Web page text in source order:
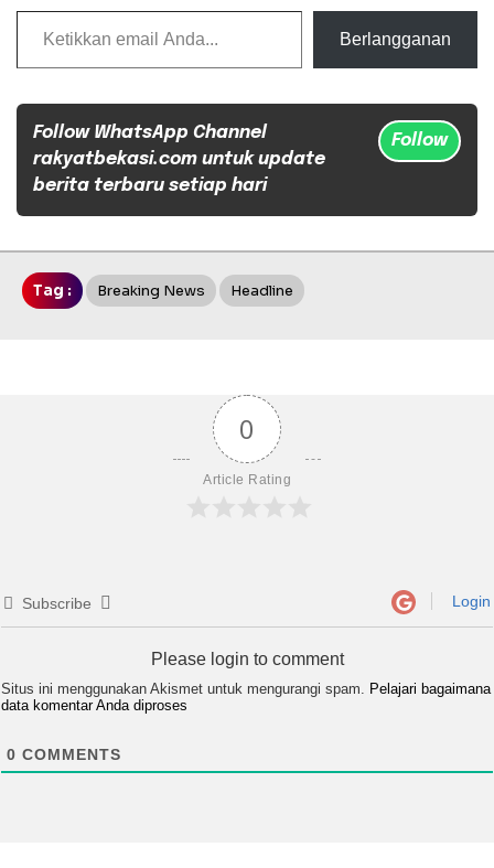
Ketikkan email Anda...
Berlangganan
Follow WhatsApp Channel
rakyatbekasi.com untuk update
berita terbaru setiap hari
Follow
Tag : Breaking News Headline
0
Article Rating
Subscribe Login
Please login to comment
Situs ini menggunakan Akismet untuk mengurangi spam. Pelajari bagaimana
data komentar Anda diproses
0 COMMENTS